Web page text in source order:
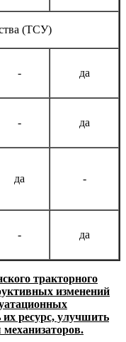
(ТСУ)
- да
- да
да -
- да
тракторного
изменений
их ресурс, улучшить